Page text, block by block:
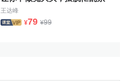
王达峰
¥79 ¥99